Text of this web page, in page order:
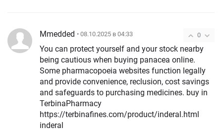
0
Mmedded • 08.10.2025 в 04:33
You can protect yourself and your stock nearby
being cautious when buying panacea online.
Some pharmacopoeia websites function legally
and provide convenience, reclusion, cost savings
and safeguards to purchasing medicines. buy in
TerbinaPharmacy
https://terbinafines.com/product/inderal.html
inderal